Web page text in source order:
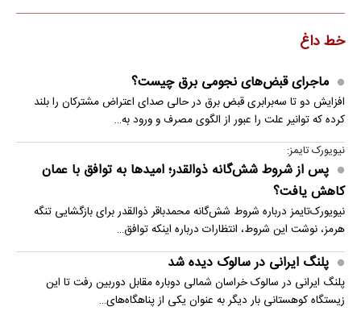
خط داغ
ماجرای قبض‌های نجومی برق چیست؟
افزایش دو تا سه‌برابری قبض برق در حالی صدای اعتراض مشترکان را بلند
کرده که توانیر علت را عبور از الگوی مصرف و ورود به…
نیویورک تایمز:
پس از شروط شش‌گانه ذوالقدر؛ امیدها به توافق با عمان
کاهش یافت؟
نیویورک‌تایمز درباره شروط شش‌گانه محمدباقر ذوالقدر برای بازگشایی تنگه
هرمز، نوشت این شروط، انتظارات درباره اینکه توافق…
پلنگ ایرانی در سالوک دیده شد
پلنگ ایرانی در سالوک خراسان شمالی دوباره مقابل دوربین رفت تا این
زیستگاه کوهستانی بار دیگر به عنوان یکی از پناهگاه‌های…